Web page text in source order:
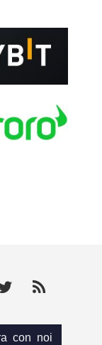
con noi